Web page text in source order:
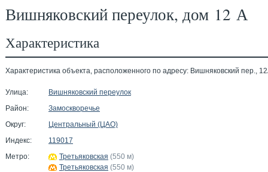
Вишняковский переулок, дом 12 А
Характеристика
Характеристика объекта, расположенного по адресу: Вишняковский пер.,
Улица:
Вишняковский переулок
Район:
Замоскворечье
Округ:
Центральный (ЦАО)
Индекс:
119017
Метро:
Третьяковская (550 м)
Третьяковская (550 м)